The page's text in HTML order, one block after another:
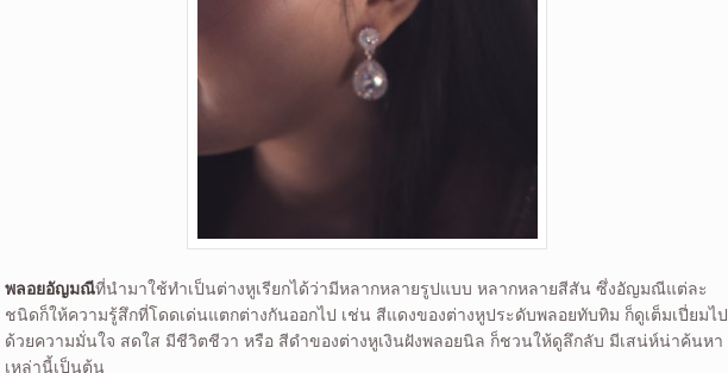
พลอยอัญมณีที่นำมาใช้ทำเป็นต่างหูเรียกได้ว่ามีหลากหลายรูปแบบ หลากหลายสีสัน ซึ่งอัญมณีแต่ละ
ชนิดก็ให้ความรู้สึกที่โดดเด่นแตกต่างกันออกไป เช่น สีแดงของต่างหูประดับพลอยทับทิม ก็ดูเต็มเปี่ยมไป
ด้วยความมั่นใจ สดใส มีชีวิตชีวา หรือ สีดำของต่างหูเงินฝังพลอยนิล ก็ชวนให้ดูลึกลับ มีเสน่ห์น่าค้นหา
เหล่านี้เป็นต้น